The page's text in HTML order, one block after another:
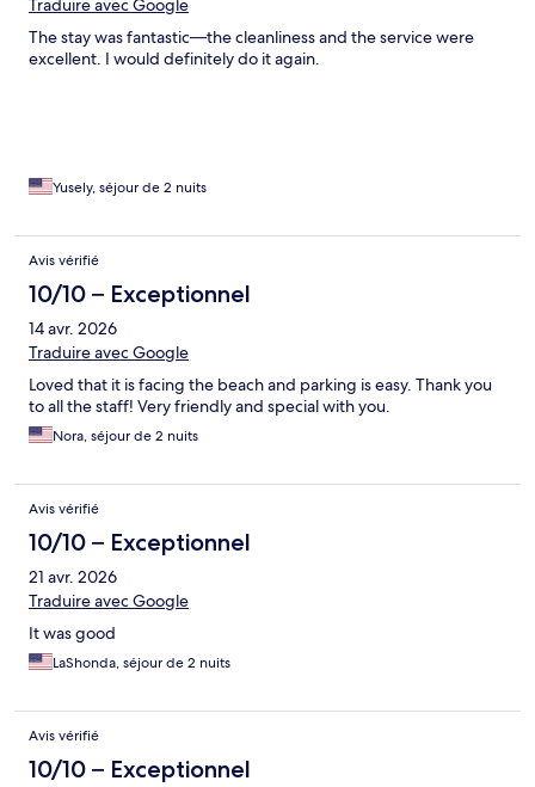
Traduire avec Google
The stay was fantastic—the cleanliness and the service were
excellent. I would definitely do it again.
Yusely, séjour de 2 nuits
Avis vérifié
10/10 – Exceptionnel
14 avr. 2026
Traduire avec Google
Loved that it is facing the beach and parking is easy. Thank you
to all the staff! Very friendly and special with you.
Nora, séjour de 2 nuits
Avis vérifié
10/10 – Exceptionnel
21 avr. 2026
Traduire avec Google
It was good
LaShonda, séjour de 2 nuits
Avis vérifié
10/10 – Exceptionnel